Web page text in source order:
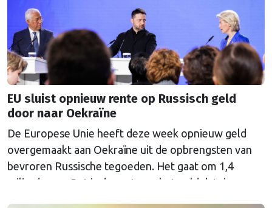
EU sluist opnieuw rente op Russisch geld
door naar Oekraïne
De Europese Unie heeft deze week opnieuw geld
overgemaakt aan Oekraïne uit de opbrengsten van
bevroren Russische tegoeden. Het gaat om 1,4
miljard euro. Dat is de rente op het geld dat de